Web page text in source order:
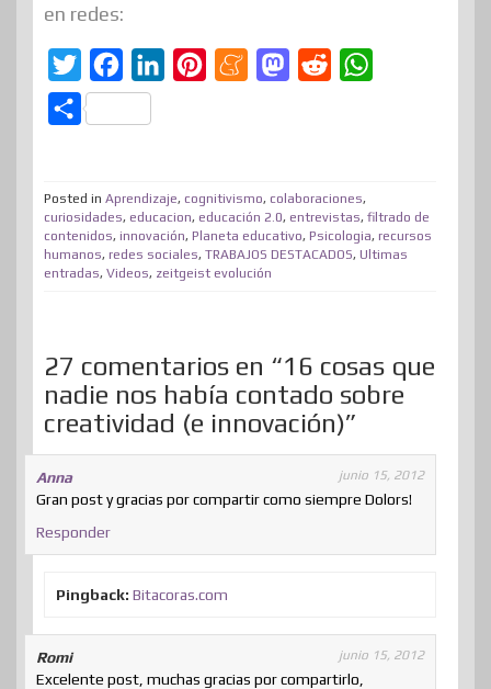
en redes:
w
t
e
r
a
c
b
o
o
e
d
I
e
r
e
M
a
m
e
M
o
d
o
i
t
A
p
C
p
a
r
r
Posted in Aprendizaje, cognitivismo, colaboraciones,
curiosidades, educacion, educación 2.0, entrevistas, filtrado de
contenidos, innovación, Planeta educativo, Psicologia, recursos
humanos, redes sociales, TRABAJOS DESTACADOS, Ultimas
entradas, Videos, zeitgeist evolución
27 comentarios en “16 cosas que
nadie nos había contado sobre
creatividad (e innovación)”
Anna junio 15, 2012
Gran post y gracias por compartir como siempre Dolors!
Responder
Pingback: Bitacoras.com
Romi junio 15, 2012
Excelente post, muchas gracias por compartirlo,